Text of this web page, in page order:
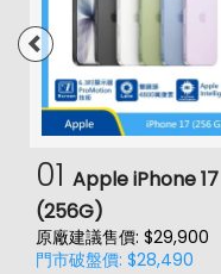
01 Apple iPhone 17
(256G)
原廠建議售價: $29,900
門市破盤價: $28,490